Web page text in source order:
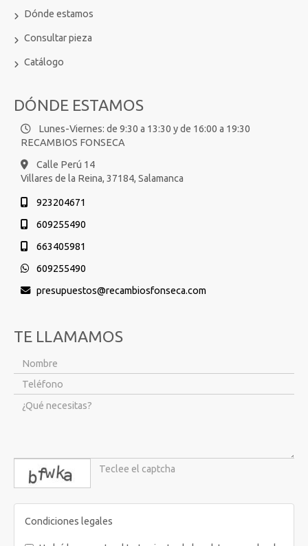
Dónde estamos
Consultar pieza
Catálogo
DÓNDE ESTAMOS
Lunes-Viernes: de 9:30 a 13:30 y de 16:00 a 19:30
RECAMBIOS FONSECA
Calle Perú 14
Villares de la Reina, 37184, Salamanca
923204671
609255490
663405981
609255490
presupuestos
recambiosfonseca.com
TE LLAMAMOS
captcha
Condiciones legales